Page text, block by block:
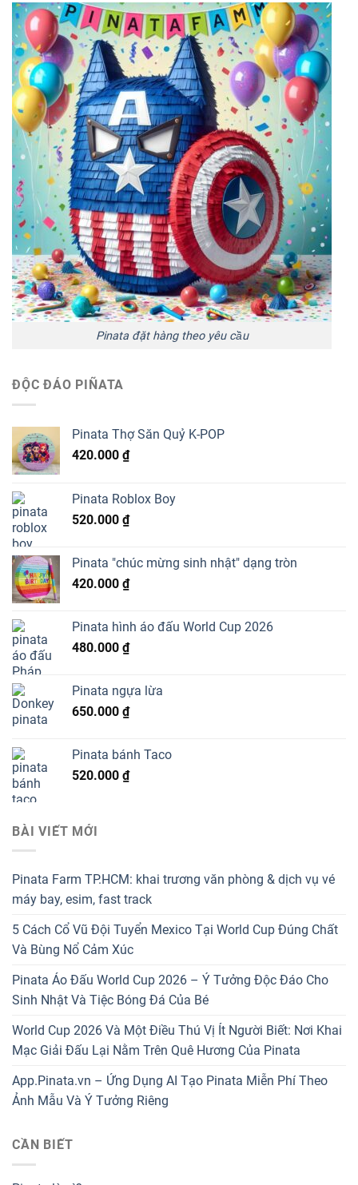
Pinata đặt hàng theo yêu cầu
ĐỘC ĐÁO PIÑATA
Pinata Thợ Săn Quỷ K-POP
420.000 ₫
Pinata Roblox Boy
520.000 ₫
Pinata "chúc mừng sinh nhật" dạng tròn
420.000 ₫
Pinata hình áo đấu World Cup 2026
480.000 ₫
Pinata ngựa lừa
650.000 ₫
Pinata bánh Taco
520.000 ₫
BÀI VIẾT MỚI
Pinata Farm TP.HCM: khai trương văn phòng & dịch vụ vé
máy bay, esim, fast track
5 Cách Cổ Vũ Đội Tuyển Mexico Tại World Cup Đúng Chất
Và Bùng Nổ Cảm Xúc
Pinata Áo Đấu World Cup 2026 – Ý Tưởng Độc Đáo Cho
Sinh Nhật Và Tiệc Bóng Đá Của Bé
World Cup 2026 Và Một Điều Thú Vị Ít Người Biết: Nơi Khai
Mạc Giải Đấu Lại Nằm Trên Quê Hương Của Pinata
App.Pinata.vn – Ứng Dụng AI Tạo Pinata Miễn Phí Theo
Ảnh Mẫu Và Ý Tưởng Riêng
CẦN BIẾT